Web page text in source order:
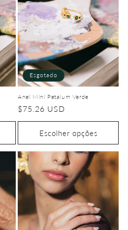
Esgotado
Anel Mini Petalum Verde
Preço
normal
$75.26 USD
Escolher opções